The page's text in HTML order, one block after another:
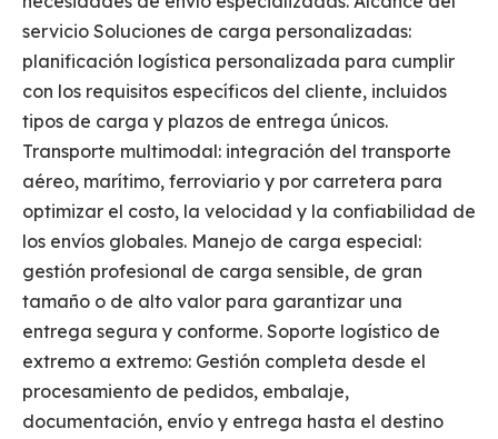
servicio Soluciones de carga personalizadas:
planificación logística personalizada para cumplir
con los requisitos específicos del cliente, incluidos
tipos de carga y plazos de entrega únicos.
Transporte multimodal: integración del transporte
aéreo, marítimo, ferroviario y por carretera para
optimizar el costo, la velocidad y la confiabilidad de
los envíos globales. Manejo de carga especial:
gestión profesional de carga sensible, de gran
tamaño o de alto valor para garantizar una
entrega segura y conforme. Soporte logístico de
extremo a extremo: Gestión completa desde el
procesamiento de pedidos, embalaje,
documentación, envío y entrega hasta el destino